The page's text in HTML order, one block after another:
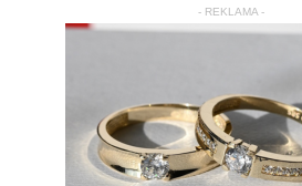
- REKLAMA -